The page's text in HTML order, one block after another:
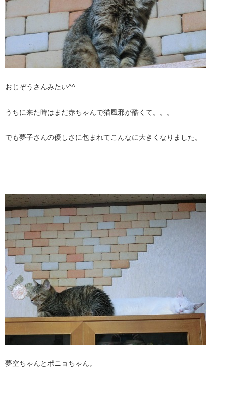
おじぞうさんみたい^^
うちに来た時はまだ赤ちゃんで猫風邪が酷くて。。。
でも夢子さんの優しさに包まれてこんなに大きくなりました。
夢空ちゃんとポニョちゃん。